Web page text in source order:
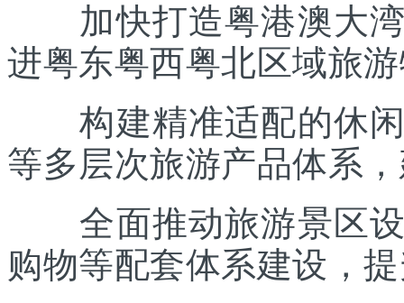
加快打造粤港澳大湾
进粤东粤西粤北区域旅
构建精准适配的休闲
等多层次旅游产品体系
全面推动旅游景区设
购物等配套体系建设，